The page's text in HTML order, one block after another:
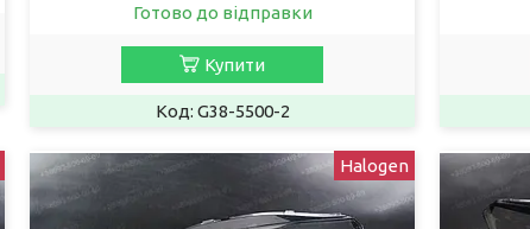
Готово до відправки
Купити
G38-5500-2
Halogen